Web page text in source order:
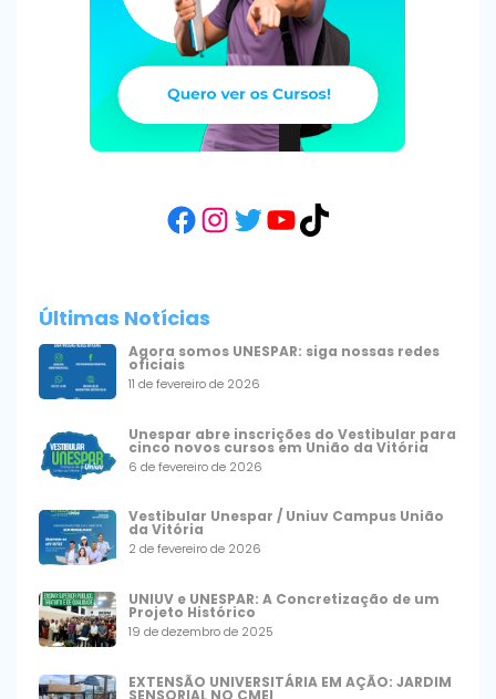
Facebook
Instagram
Twitter
YouTube
TikTok
Últimas Notícias
Agora somos UNESPAR: siga nossas redes
oficiais
11 de fevereiro de 2026
Unespar abre inscrições do Vestibular para
cinco novos cursos em União da Vitória
6 de fevereiro de 2026
Vestibular Unespar / Uniuv Campus União
da Vitória
2 de fevereiro de 2026
UNIUV e UNESPAR: A Concretização de um
Projeto Histórico
19 de dezembro de 2025
EXTENSÃO UNIVERSITÁRIA EM AÇÃO: JARDIM
SENSORIAL NO CMEI